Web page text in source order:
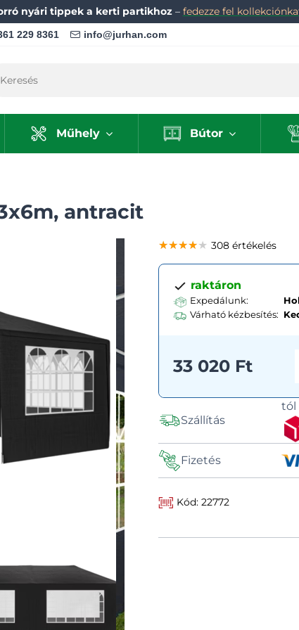
nyári tippek a kerti partikhoz– fedezze fel
229 8361 info@jurhan.com
Műhely Bútor
antracit
★★★★★
★★★★★
★★★★★ 308 értékelés
raktáron
Expedálunk:
Várható kézbesítés:
33 020 Ft
Szállítás
tól
Fizetés
Kód: 22772